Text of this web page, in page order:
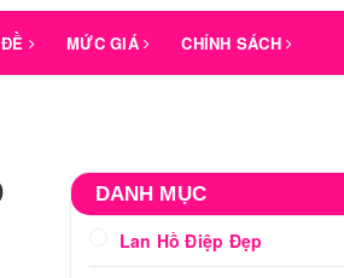
MỨC GIÁ CHÍNH SÁCH
DANH MỤC
Lan Hồ Điệp Đẹp